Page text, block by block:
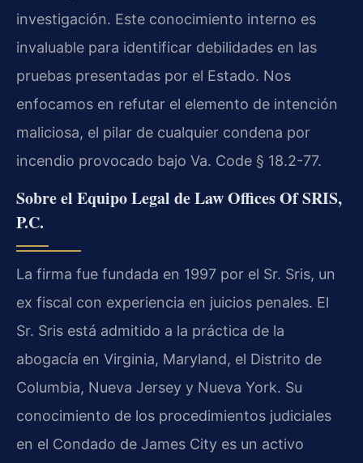
investigación. Este conocimiento interno es
invaluable para identificar debilidades en las
pruebas presentadas por el Estado. Nos
enfocamos en refutar el elemento de intención
maliciosa, el pilar de cualquier condena por
incendio provocado bajo Va. Code § 18.2-77.
Sobre el Equipo Legal de Law Offices Of SRIS,
P.C.
La firma fue fundada en 1997 por el Sr. Sris, un
ex fiscal con experiencia en juicios penales. El
Sr. Sris está admitido a la práctica de la
abogacía en Virginia, Maryland, el Distrito de
Columbia, Nueva Jersey y Nueva York. Su
conocimiento de los procedimientos judiciales
en el Condado de James City es un activo